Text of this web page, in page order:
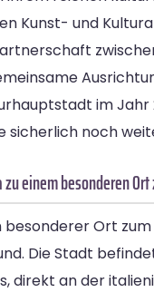
Kunst- und
im Jahr
sicherlich noch
einem besonderen
besonderer Ort zum
Die Stadt
direkt an der